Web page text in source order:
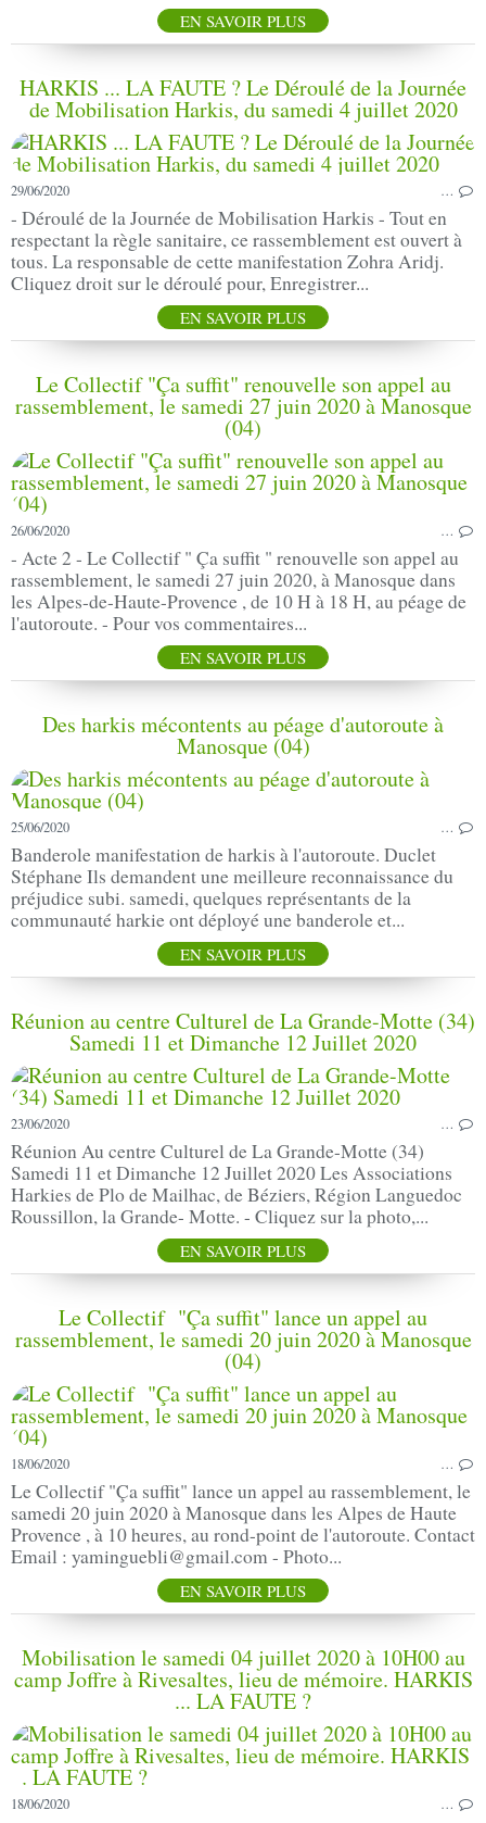
EN SAVOIR PLUS
HARKIS ... LA FAUTE ? Le Déroulé de la Journée
de Mobilisation Harkis, du samedi 4 juillet 2020
29/06/2020 …
- Déroulé de la Journée de Mobilisation Harkis - Tout en
respectant la règle sanitaire, ce rassemblement est ouvert à
tous. La responsable de cette manifestation Zohra Aridj.
Cliquez droit sur le déroulé pour, Enregistrer...
EN SAVOIR PLUS
Le Collectif "Ça suffit" renouvelle son appel au
rassemblement, le samedi 27 juin 2020 à Manosque
(04)
26/06/2020 …
- Acte 2 - Le Collectif " Ça suffit " renouvelle son appel au
rassemblement, le samedi 27 juin 2020, à Manosque dans
les Alpes-de-Haute-Provence , de 10 H à 18 H, au péage de
l'autoroute. - Pour vos commentaires...
EN SAVOIR PLUS
Des harkis mécontents au péage d'autoroute à
Manosque (04)
25/06/2020 …
Banderole manifestation de harkis à l'autoroute. Duclet
Stéphane Ils demandent une meilleure reconnaissance du
préjudice subi. samedi, quelques représentants de la
communauté harkie ont déployé une banderole et...
EN SAVOIR PLUS
Réunion au centre Culturel de La Grande-Motte (34)
Samedi 11 et Dimanche 12 Juillet 2020
23/06/2020 …
Réunion Au centre Culturel de La Grande-Motte (34)
Samedi 11 et Dimanche 12 Juillet 2020 Les Associations
Harkies de Plo de Mailhac, de Béziers, Région Languedoc
Roussillon, la Grande- Motte. - Cliquez sur la photo,...
EN SAVOIR PLUS
Le Collectif "Ça suffit" lance un appel au
rassemblement, le samedi 20 juin 2020 à Manosque
(04)
18/06/2020 …
Le Collectif "Ça suffit" lance un appel au rassemblement, le
samedi 20 juin 2020 à Manosque dans les Alpes de Haute
Provence , à 10 heures, au rond-point de l'autoroute. Contact
Email : yaminguebli@gmail.com - Photo...
EN SAVOIR PLUS
Mobilisation le samedi 04 juillet 2020 à 10H00 au
camp Joffre à Rivesaltes, lieu de mémoire. HARKIS
... LA FAUTE ?
18/06/2020 …